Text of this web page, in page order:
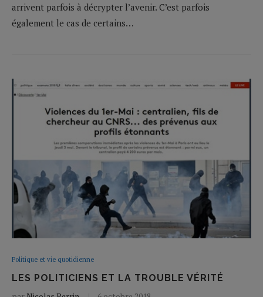
arrivent parfois à décrypter l’avenir. C’est parfois
également le cas de certains…
Politique et vie quotidienne
LES POLITICIENS ET LA TROUBLE VÉRITÉ